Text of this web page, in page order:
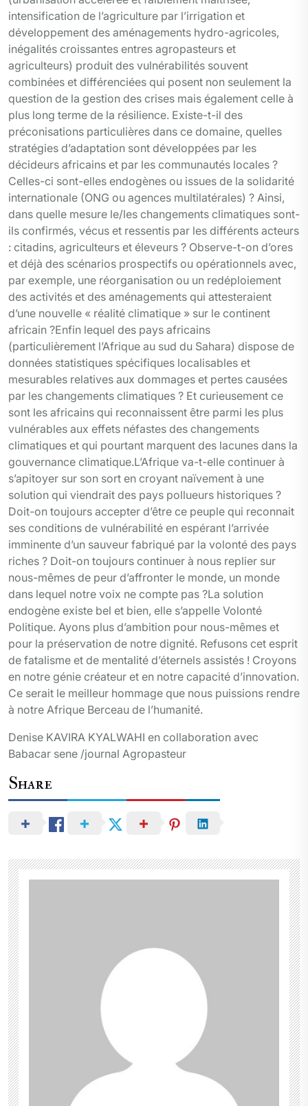
Denise KAVIRA KYALWAHI en collaboration avec
Babacar sene /journal Agropasteur
Share